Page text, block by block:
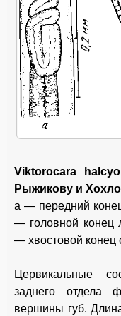
Viktorocara
Рыжикову и
a — передний
— головной конец
— хвостовой конец
Цервикальные
заднего отдела
вершины губ.